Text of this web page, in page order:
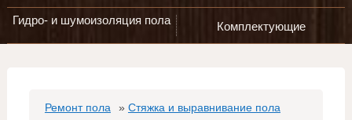
Гидро- и шумоизоляция пола Комплектующие
Ремонт пола » Стяжка и выравнивание пола